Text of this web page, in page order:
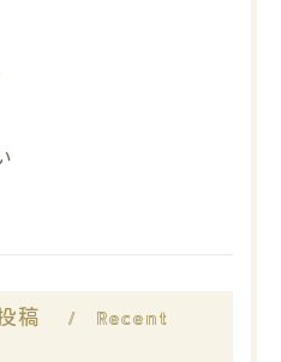
稿
Recent